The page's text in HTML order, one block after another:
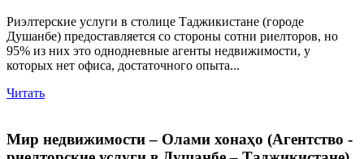
Риэлтерские услуги в столице Таджикистане (городе
Душанбе) предоставляется со стороны сотни риелторов, но
95% из них это однодневные агенты недвижимости, у
которых нет офиса, достаточного опыта...
Читать
Мир недвижимости – Олами хонаҳо (Агентство -